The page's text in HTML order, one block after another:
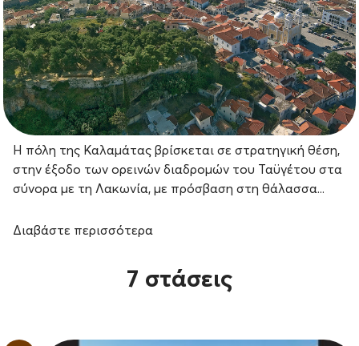
Η πόλη της Καλαμάτας βρίσκεται σε στρατηγική θέση,
στην έξοδο των ορεινών διαδρομών του Ταϋγέτου στα
σύνορα με τη Λακωνία, με πρόσβαση στη θάλασσα...
Διαβάστε περισσότερα
7 στάσεις